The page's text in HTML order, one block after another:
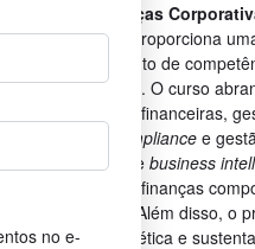
no e-
e Finanças
(USF) proporciona
no aprimoramento de
de investimentos. O curso
demonstrações financeiras,
compliance e
aprendem sobre business
de empresas, finanças
de capital. Além disso, o
e discute ética e